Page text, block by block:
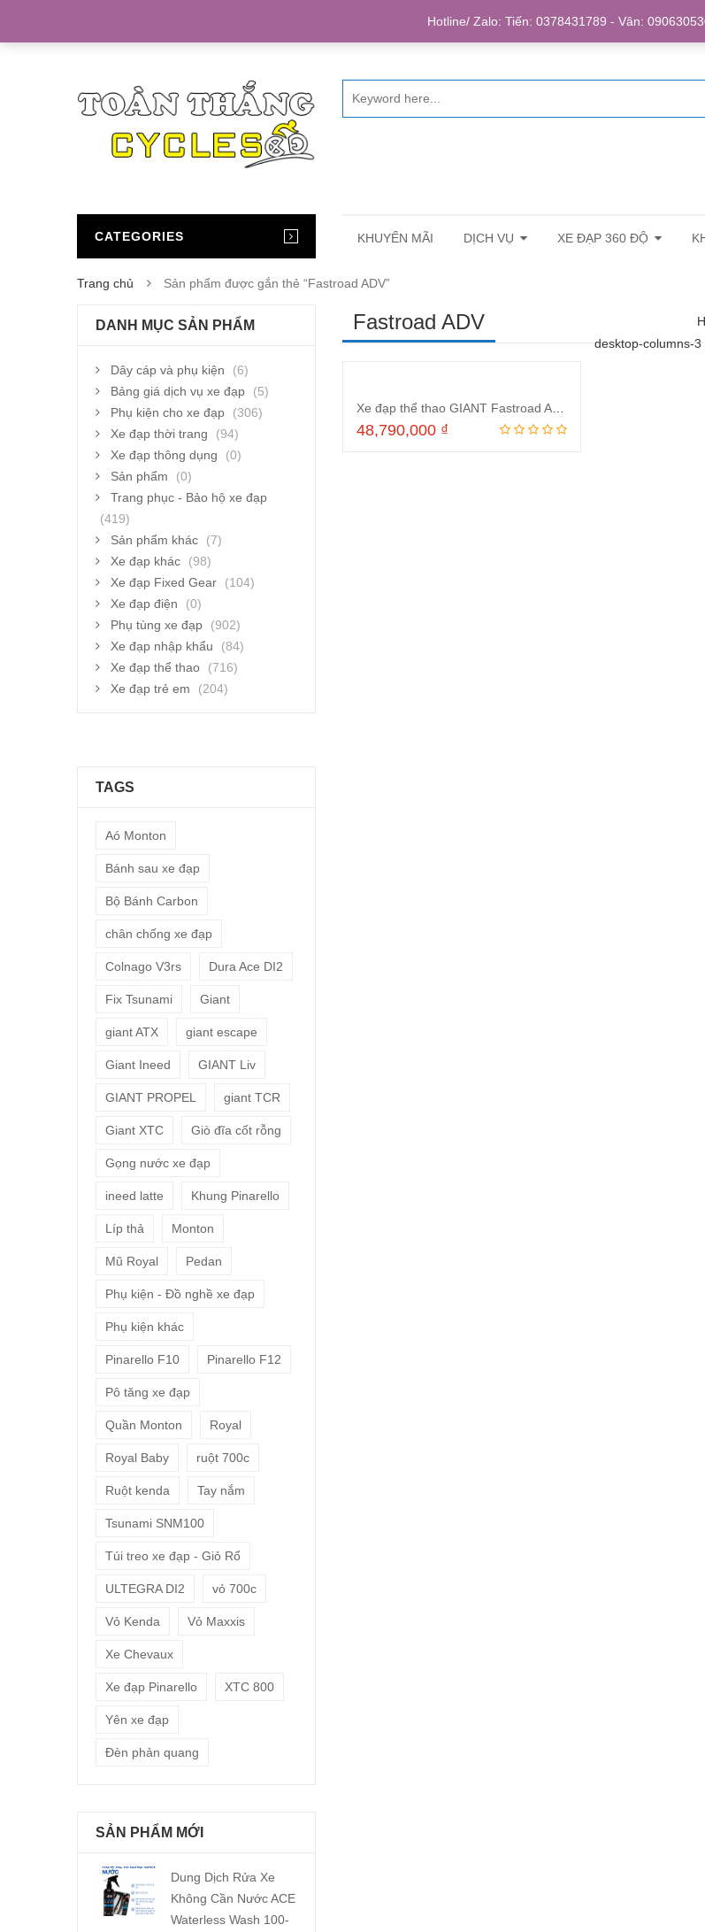
CATEGORIES KHUYẾN MÃI DỊCH VỤ XE ĐẠP 360 ĐỘ
Trang chủ Sản phẩm được gắn thẻ “Fastroad ADV”
Fastroad ADV
desktop-columns-
48,790,000 ₫
DANH MỤC SẢN PHẨM
Dây cáp và phụ kiện
(6)
Bảng giá dịch vụ xe đạp
(5)
Phụ kiện cho xe đạp
(306)
Xe đạp thời trang
(94)
Xe đạp thông dụng
(0)
Sản phẩm
(0)
Trang phục - Bảo hộ xe đạp
(419)
Sản phẩm khác
(7)
Xe đạp khác
(98)
Xe đạp Fixed Gear
(104)
Xe đạp điện
(0)
Phụ tùng xe đạp
(902)
Xe đạp nhập khẩu
(84)
Xe đạp thể thao
(716)
Xe đạp trẻ em
(204)
TAGS
Aó Monton
Bánh sau xe đạp
Bộ Bánh Carbon
chân chống xe đạp
Colnago V3rs Dura Ace DI2
Fix Tsunami Giant
giant ATX giant escape
Giant Ineed GIANT Liv
GIANT PROPEL giant TCR
Giant XTC Giò đĩa cốt rỗng
Gọng nước xe đạp
ineed latte Khung Pinarello
Líp thả Monton
Mũ Royal Pedan
Phụ kiện - Đồ nghề xe đạp
Phụ kiện khác
Pinarello F10 Pinarello F12
Pô tăng xe đạp
Quần Monton Royal
Royal Baby ruột 700c
Ruột kenda Tay nắm
Tsunami SNM100
Túi treo xe đạp - Giỏ Rổ
ULTEGRA DI2 vỏ 700c
Vỏ Kenda Vỏ Maxxis
Xe Chevaux
Xe đạp Pinarello XTC 800
Yên xe đạp
Đèn phản quang
SẢN PHẨM MỚI
Dung Dịch Rửa Xe
Không Cần Nước ACE
Waterless Wash 100-
Hotline/ Zalo: Tiến: 0378431789 - Vân: